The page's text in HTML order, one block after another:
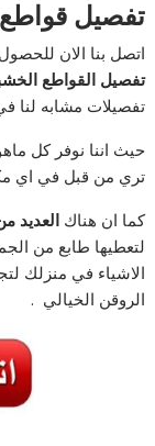
تفصيل
اتصل بنا الان
تفصيل القواطع
تفصيلات مشابه لنا
حيث اننا نوفر كل
تري من قبل في اي
كما ان هناكالعديد
لتعطيها طابع من
الاشياء في منزلك
الروقن الخيالي .